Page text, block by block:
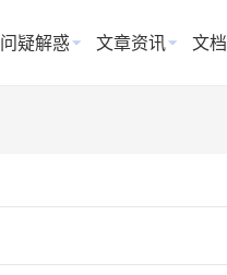
问疑解惑 文章资讯 文